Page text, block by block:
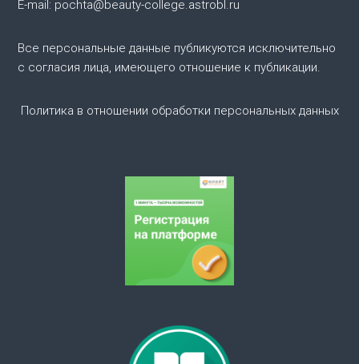
о
з
а
E-mail: pochta@beauty-college.astrobl.ru
Все персональные данные публикуются исключительно
с согласия лица, имеющего отношение к публикации.
Политика в отношении обработки персональных данных